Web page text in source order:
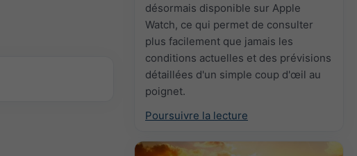
désormais disponible sur Apple
Watch, ce qui permet de consulter
plus facilement que jamais les
conditions actuelles et des prévisions
détaillées d'un simple coup d'œil au
poignet.
Poursuivre la lecture